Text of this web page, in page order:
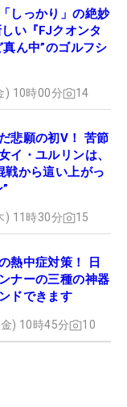
しっかり」の絶妙
い『FJクオンタ
ん中”のゴルフシ
) 10時00分 14
悲願の初V！ 苦節
イ・ユルリンは、
戦から這い上がっ
) 11時30分 15
熱中症対策！ 日
ナーの三種の神器
ドできます
) 10時45分 10